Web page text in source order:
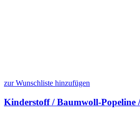
zur Wunschliste hinzufügen
Kinderstoff / Baumwoll-Popeline